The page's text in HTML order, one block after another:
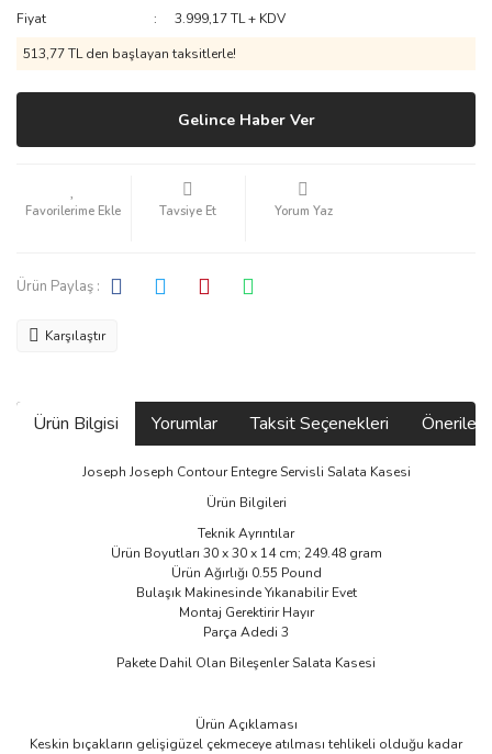
Fiyat
3.999,17 TL + KDV
513,77 TL den başlayan taksitlerle!
Gelince Haber Ver
Tavsiye Et Yorum Yaz
Ürün Paylaş :
Karşılaştır
Ürün Bilgisi Yorumlar Taksit Seçenekleri
Joseph Joseph Contour Entegre Servisli Salata Kasesi
Ürün Bilgileri
Teknik Ayrıntılar
Ürün Boyutları ‎30 x 30 x 14 cm; 249.48 gram
Ürün Ağırlığı ‎0.55 Pound
Bulaşık Makinesinde Yıkanabilir ‎Evet
Montaj Gerektirir ‎Hayır
Parça Adedi ‎3
Pakete Dahil Olan Bileşenler ‎Salata Kasesi
Ürün Açıklaması
Keskin bıçakların gelişigüzel çekmeceye atılması tehlikeli olduğu kadar